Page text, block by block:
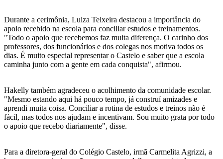
Durante a cerimônia, Luiza Teixeira destacou a importância do
apoio recebido na escola para conciliar estudos e treinamentos.
"Todo o apoio que recebemos faz muita diferença. O carinho dos
professores, dos funcionários e dos colegas nos motiva todos os
dias. É muito especial representar o Castelo e saber que a escola
caminha junto com a gente em cada conquista", afirmou.
Hakelly também agradeceu o acolhimento da comunidade escolar.
"Mesmo estando aqui há pouco tempo, já construí amizades e
aprendi muita coisa. Conciliar a rotina de estudos e treinos não é
fácil, mas todos nos ajudam e incentivam. Sou muito grata por todo
o apoio que recebo diariamente", disse.
Para a diretora-geral do Colégio Castelo, irmã Carmelita Agrizzi, a